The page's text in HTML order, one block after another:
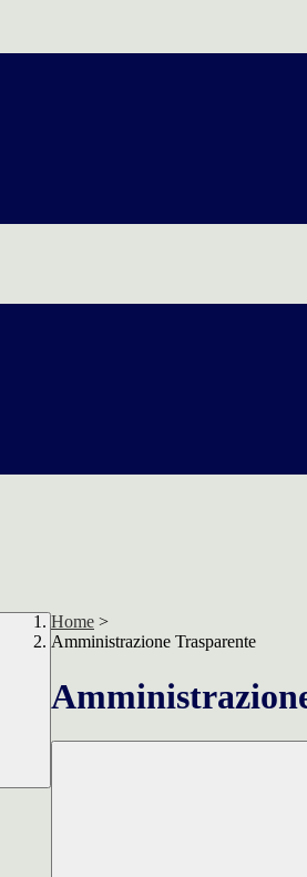
Home >
Amministrazione Trasparente